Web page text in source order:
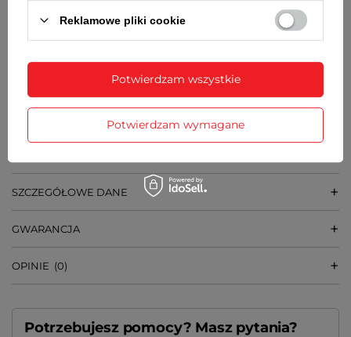
GRUBOŚĆ KOPERTY
9 mm
SZEROKOŚĆ PASKA
16 mm
SZCZEGÓŁOWE DANE
GWARANCJA
OPINIE (0)
Potrzebujesz pomocy? Masz pytania?
Reklamowe pliki cookie
Potwierdzam wymagane
Potwierdzam wszystkie